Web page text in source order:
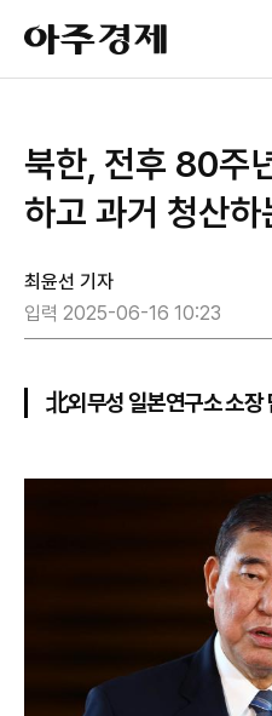
아
주
경
북한, 전후 80주
하고 과거 청산
최윤선 기자
입력 2025-06-16 10:23
北외무성 일본연구소 소장